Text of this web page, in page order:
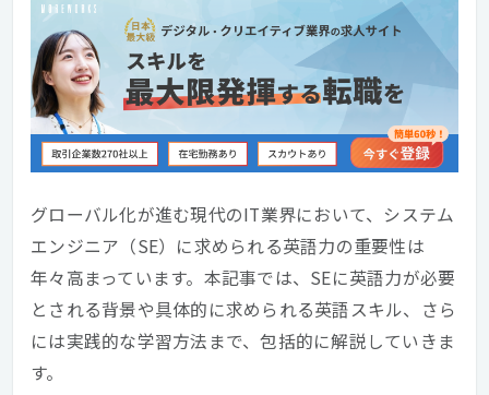
グローバル化が進む現代のIT業界において、システム
エンジニア（SE）に求められる英語力の重要性は
年々高まっています。本記事では、SEに英語力が必要
とされる背景や具体的に求められる英語スキル、さら
には実践的な学習方法まで、包括的に解説していきま
す。